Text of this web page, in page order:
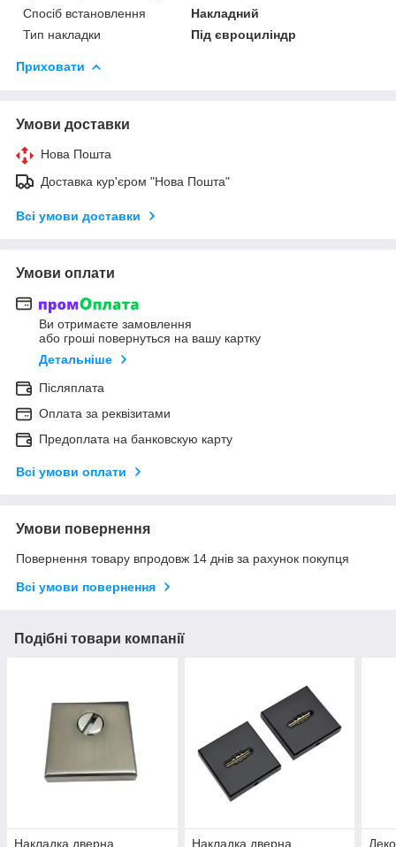
Спосіб встановлення
Накладний
Тип накладки
Під євроциліндр
Приховати
Умови доставки
Нова Пошта
Доставка кур'єром "Нова Пошта"
Всі умови доставки
Умови оплати
Ви отримаєте замовлення
або гроші повернуться на вашу картку
Детальніше
Післяплата
Оплата за реквізитами
Предоплата на банковскую карту
Всі умови оплати
Умови повернення
Повернення товару впродовж 14 днів за рахунок покупця
Всі умови повернення
Подібні товари компанії
Накладка дверна Накладка дверна